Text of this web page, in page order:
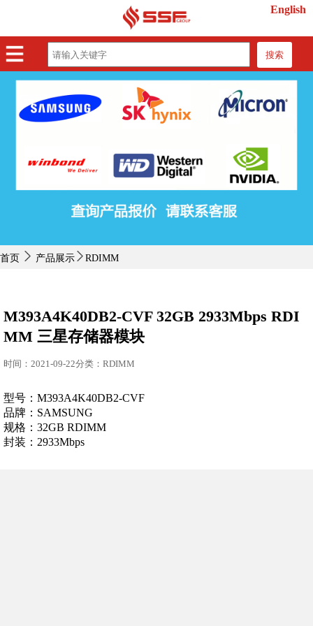
English
搜索
首页
产品展示
行业动态
首页 产品展示 RDIMM
M393A4K40DB2-CVF 32GB 2933Mbps RDI
MM 三星存储器模块
时间：2021-09-22分类：RDIMM
型号：M393A4K40DB2-CVF
品牌：SAMSUNG
规格：32GB RDIMM
封装：2933Mbps